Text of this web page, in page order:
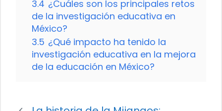
3.4 ¿Cuáles son los principales retos
de la investigación educativa en
México?
3.5 ¿Qué impacto ha tenido la
investigación educativa en la mejora
de la educación en México?